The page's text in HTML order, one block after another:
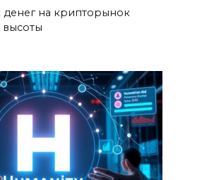
на крипторынок
высоты